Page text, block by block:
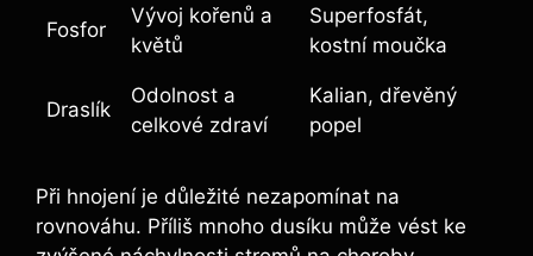
Fosfor
Vývoj​ kořenů ⁢a
květů
Superfosfát,​
kostní moučka
Draslík
Odolnost a
celkové zdraví
Kalian, dřevěný
popel
Při⁢ hnojení je důležité nezapomínat na
rovnováhu. Příliš mnoho dusíku může vést ke